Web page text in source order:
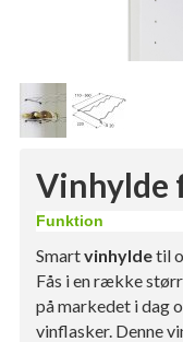
Vinhylde
Funktion
Smartvinhyldetil
Fås i en række
på markedet i dag
vinflasker. Denne